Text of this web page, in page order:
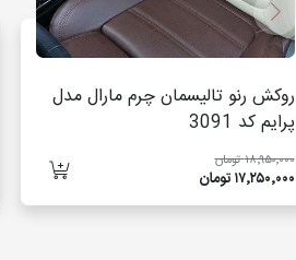
روکش رنو تالیسمان چرم مارال مدل
پرایم کد 3091
۱۸٬۹۵۰٬۰۰۰ تومان
۱۷٬۲۵۰٬۰۰۰ تومان